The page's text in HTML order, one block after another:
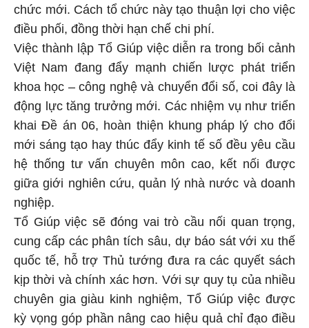
chức mới. Cách tổ chức này tạo thuận lợi cho việc
điều phối, đồng thời hạn chế chi phí.
Việc thành lập Tổ Giúp việc diễn ra trong bối cảnh
Việt Nam đang đẩy mạnh chiến lược phát triển
khoa học – công nghệ và chuyển đổi số, coi đây là
động lực tăng trưởng mới. Các nhiệm vụ như triển
khai Đề án 06, hoàn thiện khung pháp lý cho đổi
mới sáng tạo hay thúc đẩy kinh tế số đều yêu cầu
hệ thống tư vấn chuyên môn cao, kết nối được
giữa giới nghiên cứu, quản lý nhà nước và doanh
nghiệp.
Tổ Giúp việc sẽ đóng vai trò cầu nối quan trọng,
cung cấp các phân tích sâu, dự báo sát với xu thế
quốc tế, hỗ trợ Thủ tướng đưa ra các quyết sách
kịp thời và chính xác hơn. Với sự quy tụ của nhiều
chuyên gia giàu kinh nghiệm, Tổ Giúp việc được
kỳ vọng góp phần nâng cao hiệu quả chỉ đạo điều